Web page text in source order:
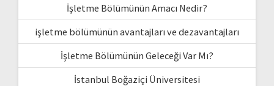
İşletme Bölümünün Amacı Nedir?
işletme bölümünün avantajları ve dezavantajları
İşletme Bölümünün Geleceği Var Mı?
İstanbul Boğaziçi Üniversitesi